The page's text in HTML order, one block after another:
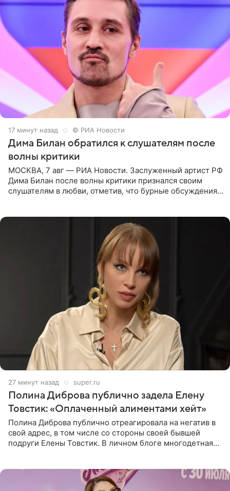
17 минут назад © РИА Новости
Дима Билан обратился к слушателям после
волны критики
МОСКВА, 7 авг — РИА Новости. Заслуженный артист РФ
Дима Билан после волны критики признался своим
слушателям в любви, отметив, что бурные обсуждения
27 минут назад super.ru
Полина Диброва публично задела Елену
Товстик: «Оплаченный алиментами хейт»
Полина Диброва публично отреагировала на негатив в
свой адрес, в том числе со стороны своей бывшей
подруги Елены Товстик. В личном блоге многодетная